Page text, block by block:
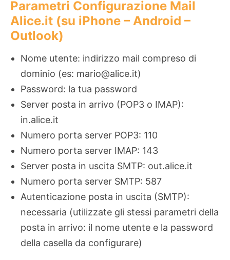
Parametri Configurazione Mail
Alice.it (su iPhone – Android –
Outlook)
Nome utente: indirizzo mail compreso di
dominio (es: mario@alice.it)
Password: la tua password
Server posta in arrivo (POP3 o IMAP):
in.alice.it
Numero porta server POP3: 110
Numero porta server IMAP: 143
Server posta in uscita SMTP: out.alice.it
Numero porta server SMTP: 587
Autenticazione posta in uscita (SMTP):
necessaria (utilizzate gli stessi parametri della
posta in arrivo: il nome utente e la password
della casella da configurare)